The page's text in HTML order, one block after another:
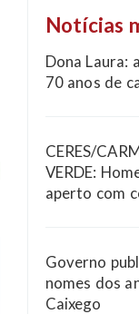
Notícias
Dona Laura:
70 anos de
CERES/
VERDE:
aperto com
Governo
nomes dos
Caixego